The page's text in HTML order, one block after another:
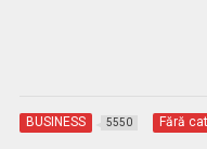
BUSINESS 5550 Fără